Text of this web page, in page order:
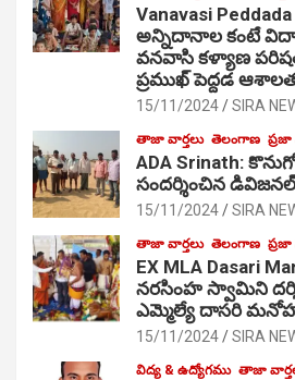
Vanavasi
అన్నిదానాల కంటే
వనవాసి కళ్యాణ
ప్రముఖ్ పెద్దడ
15/11/2024 SIRA
తాజా వార్తలు తెలంగాణ
ADA Srinath:
సంద‌ర్శించిన
15/11/2024 SIRA
తాజా వార్తలు తెలంగాణ
EX MLA Dasari
నరసింహ స్వామిని
ఎమ్మెల్యే దాసరి
15/11/2024 SIRA
విద్య & ఉద్యోగము తాజా